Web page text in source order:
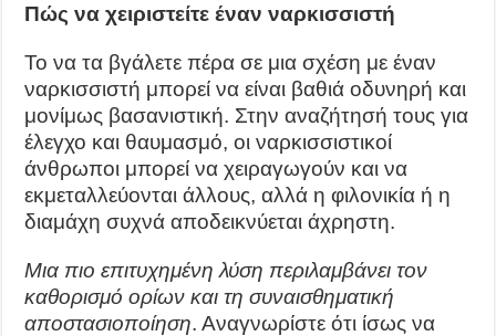
Πώς να χειριστείτε έναν ναρκισσιστή
Το να τα βγάλετε πέρα σε μια σχέση με έναν
ναρκισσιστή μπορεί να είναι βαθιά οδυνηρή και
μονίμως βασανιστική. Στην αναζήτησή τους για
έλεγχο και θαυμασμό, οι ναρκισσιστικοί
άνθρωποι μπορεί να χειραγωγούν και να
εκμεταλλεύονται άλλους, αλλά η φιλονικία ή η
διαμάχη συχνά αποδεικνύεται άχρηστη.
Μια πιο επιτυχημένη λύση περιλαμβάνει τον
καθορισμό ορίων και τη συναισθηματική
αποστασιοποίηση. Αναγνωρίστε ότι ίσως να